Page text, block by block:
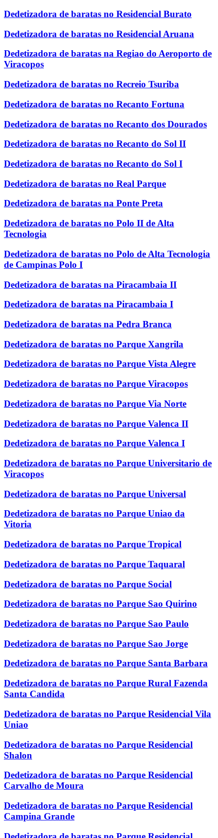
Dedetizadora de baratas no Residencial Burato
Dedetizadora de baratas no Residencial Aruana
Dedetizadora de baratas na Regiao do Aeroporto de
Viracopos
Dedetizadora de baratas no Recreio Tsuriba
Dedetizadora de baratas no Recanto Fortuna
Dedetizadora de baratas no Recanto dos Dourados
Dedetizadora de baratas no Recanto do Sol II
Dedetizadora de baratas no Recanto do Sol I
Dedetizadora de baratas no Real Parque
Dedetizadora de baratas na Ponte Preta
Dedetizadora de baratas no Polo II de Alta
Tecnologia
Dedetizadora de baratas no Polo de Alta Tecnologia
de Campinas Polo I
Dedetizadora de baratas na Piracambaia II
Dedetizadora de baratas na Piracambaia I
Dedetizadora de baratas na Pedra Branca
Dedetizadora de baratas no Parque Xangrila
Dedetizadora de baratas no Parque Vista Alegre
Dedetizadora de baratas no Parque Viracopos
Dedetizadora de baratas no Parque Via Norte
Dedetizadora de baratas no Parque Valenca II
Dedetizadora de baratas no Parque Valenca I
Dedetizadora de baratas no Parque Universitario de
Viracopos
Dedetizadora de baratas no Parque Universal
Dedetizadora de baratas no Parque Uniao da
Vitoria
Dedetizadora de baratas no Parque Tropical
Dedetizadora de baratas no Parque Taquaral
Dedetizadora de baratas no Parque Social
Dedetizadora de baratas no Parque Sao Quirino
Dedetizadora de baratas no Parque Sao Paulo
Dedetizadora de baratas no Parque Sao Jorge
Dedetizadora de baratas no Parque Santa Barbara
Dedetizadora de baratas no Parque Rural Fazenda
Santa Candida
Dedetizadora de baratas no Parque Residencial Vila
Uniao
Dedetizadora de baratas no Parque Residencial
Shalon
Dedetizadora de baratas no Parque Residencial
Carvalho de Moura
Dedetizadora de baratas no Parque Residencial
Campina Grande